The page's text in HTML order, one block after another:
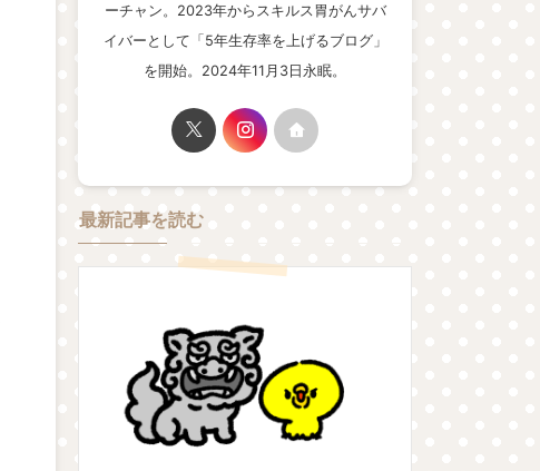
ーチャン。2023年からスキルス胃がんサバ
イバーとして「5年生存率を上げるブログ」
を開始。2024年11月3日永眠。
最新記事を読む